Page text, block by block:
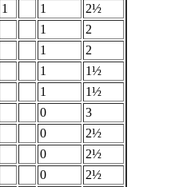
1 1
2½
1
2
1
2
1
1½
1
1½
0
3
0
2½
0
2½
0
2½